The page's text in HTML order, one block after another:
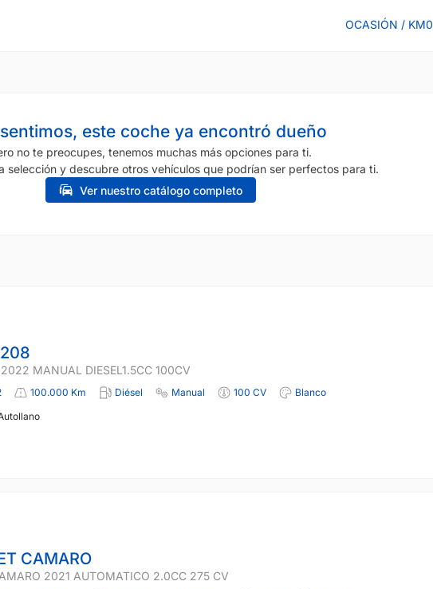
OCASIÓN / KM0
este coche ya encontró dueño
no te preocupes, tenemos muchas más opciones para ti.
selección y descubre otros vehículos que podrían ser perfectos para ti.
Ver nuestro catálogo completo
MANUAL DIESEL1.5CC 100CV
100.000 Km Diésel Manual 100 CV
Blanco
CAMARO
2021 AUTOMATICO 2.0CC 275 CV